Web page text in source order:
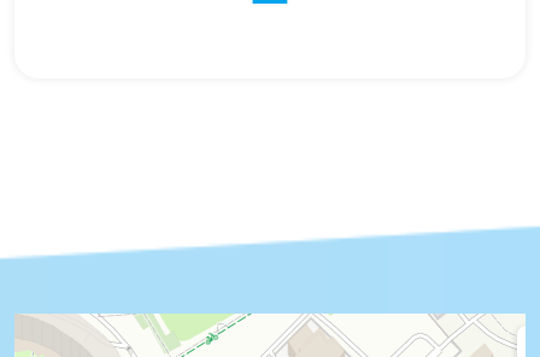
Мосфильмовская улица, 42с1 — Яндекс.Карты